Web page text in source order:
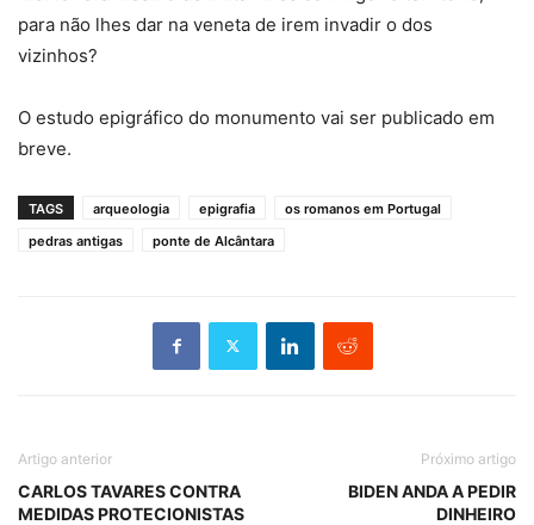
para não lhes dar na veneta de irem invadir o dos
vizinhos?
O estudo epigráfico do monumento vai ser publicado em
breve.
TAGS arqueologia epigrafia
os romanos em Portugal
pedras antigas
ponte de Alcântara
Artigo anterior
CARLOS TAVARES CONTRA
MEDIDAS PROTECIONISTAS
Próximo artigo
BIDEN ANDA A PEDIR
DINHEIRO